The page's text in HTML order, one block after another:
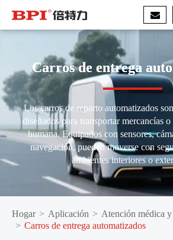
Carros de entrega
Los carros de reparto automatizados
diseñados para transportar mercancías
humana. Equipados con sensores,
navegación, pueden moverse con
ambientes interiores o
Hogar Aplicación
Atención médica y
Carros de entrega automatizados